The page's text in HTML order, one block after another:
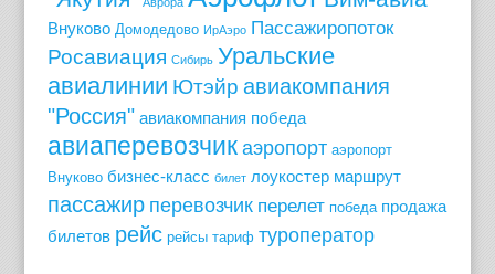
Внуково Домодедово ИрАэро Пассажиропоток
Росавиация Сибирь Уральские
авиалинии Ютэйр авиакомпания
"Россия" авиакомпания победа
авиаперевозчик аэропорт аэропорт
Внуково бизнес-класс билет лоукостер маршрут
пассажир перевозчик перелет победа продажа
билетов рейс рейсы тариф туроператор